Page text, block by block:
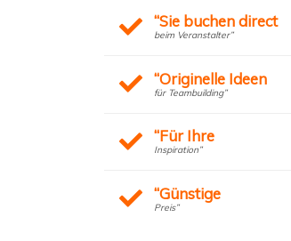
“Sie buchen direct
beim Veranstalter”
“Originelle Ideen
für Teambuilding”
“Für Ihre
Inspiration”
“Günstige
Preis”